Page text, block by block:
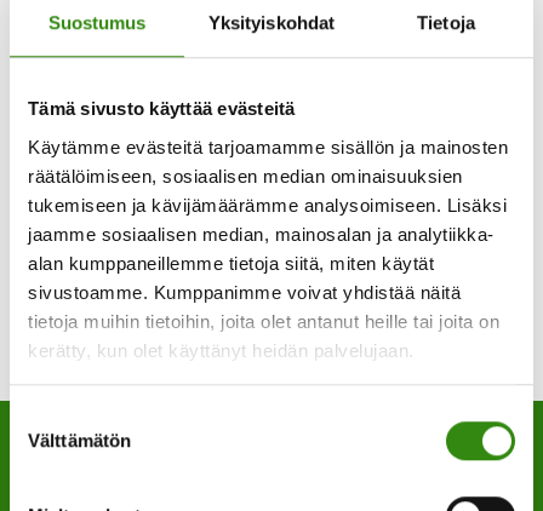
Suostumus Yksityiskohdat Tietoja
Tämä sivusto käyttää evästeitä
Käytämme evästeitä tarjoamamme sisällön ja mainosten
räätälöimiseen, sosiaalisen median ominaisuuksien
tukemiseen ja kävijämäärämme analysoimiseen. Lisäksi
jaamme sosiaalisen median, mainosalan ja analytiikka-
alan kumppaneillemme tietoja siitä, miten käytät
sivustoamme. Kumppanimme voivat yhdistää näitä
tietoja muihin tietoihin, joita olet antanut heille tai joita on
kerätty, kun olet käyttänyt heidän palvelujaan.
valinta
Välttämätön
Tunnuskoodi: BvbaGY
Google
Katso koko kalenteri